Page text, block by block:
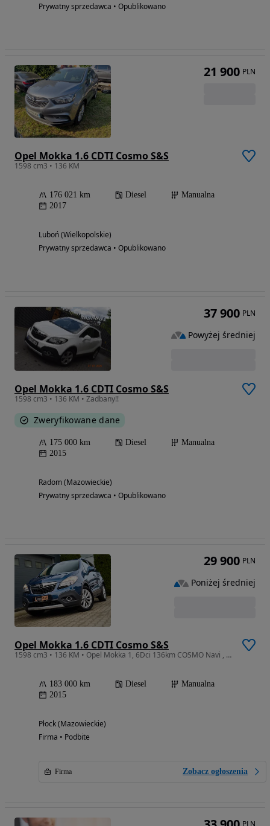
Prywatny sprzedawca • Opublikowano
Opel Mokka 1.6 CDTI Cosmo S&S
1598 cm3 • 136 KM
176 021 km Diesel
Manualna
2017
Luboń (Wielkopolskie)
Prywatny sprzedawca • Opublikowano
21 900 PLN
Opel Mokka 1.6 CDTI Cosmo S&S
1598 cm3 • 136 KM • Zadbany!!
Zweryfikowane dane
175 000 km Diesel
Manualna
2015
Radom (Mazowieckie)
Prywatny sprzedawca • Opublikowano
37 900 PLN
Powyżej średniej
Opel Mokka 1.6 CDTI Cosmo S&S
1598 cm3 • 136 KM • Opel Mokka 1, 6Dci 136km COSMO Navi , grzana kierownica LukasCAR
183 000 km Diesel
Manualna
2015
Płock (Mazowieckie)
Firma • Podbite
Firma Zobacz ogłoszenia
29 900 PLN
Poniżej średniej
PLN